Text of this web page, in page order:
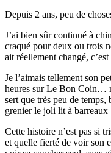
Depuis 2 ans, peu de
J’ai bien sûr continué à
craqué pour deux ou trois
ait réellement changé,
Je l’aimais tellement son
heures sur Le Bon Coin…
sert que très peu de
grenier le joli lit à barreaux
Cette histoire n’est pas si
et quelle fierté de voir son